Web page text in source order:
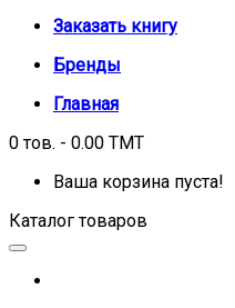
Заказать книгу
Бренды
Главная
0 тов. - 0.00 TMT
Ваша корзина пуста!
Каталог товаров